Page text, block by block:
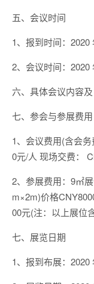
五、会议时间
1、报到时间：2020
2、会议时间：2020
六、具体会议内容
七、参会与参展费用
1、会议费用(含会
0元/人 现场交费：
2、参展费用：9㎡
m×2m)价格
00元(注：以上展位
七、展览日期
1、报到布展：2020